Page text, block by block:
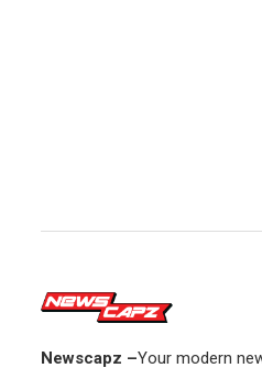
Newscapz –Your modern